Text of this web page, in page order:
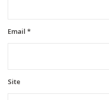
Email *
Site